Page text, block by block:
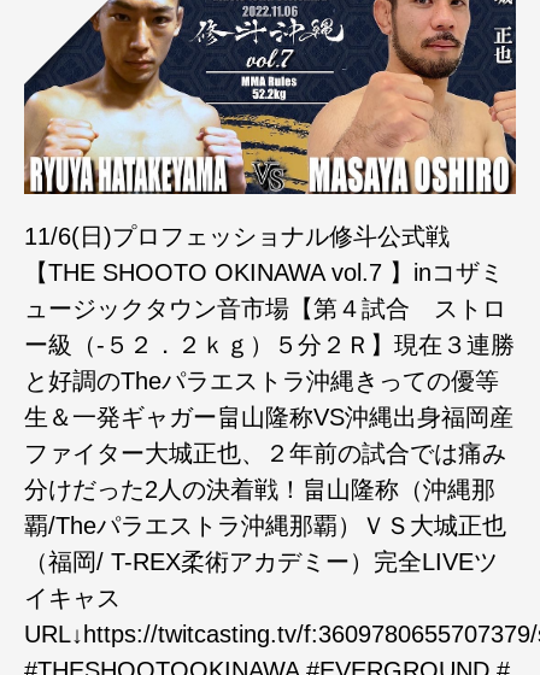
11/6(日)プロフェッショナル修斗公式戦
【THE SHOOTO OKINAWA vol.7 】inコザミ
ュージックタウン音市場【第４試合 ストロ
ー級（-５２．２ｋｇ）５分２Ｒ】現在３連勝
と好調のTheパラエストラ沖縄きっての優等
生＆一発ギャガー畠山隆称VS沖縄出身福岡産
ファイター大城正也、２年前の試合では痛み
分けだった2人の決着戦！畠山隆称（沖縄那
覇/Theパラエストラ沖縄那覇）ＶＳ大城正也
（福岡/ T-REX柔術アカデミー）完全LIVEツ
イキャス
URL↓https://twitcasting.tv/